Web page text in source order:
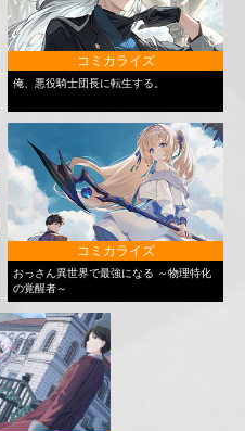
コミカライズ
俺、悪役騎士団長に転生する。
コミカライズ
おっさん異世界で最強になる ～物理特化
の覚醒者～